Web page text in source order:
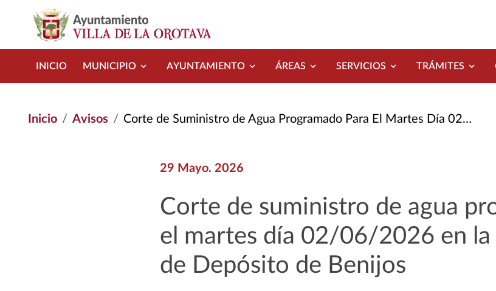
INICIO MUNICIPIO AYUNTAMIENTO ÁREAS SERVICIOS TRÁMITES
Inicio Avisos Corte de Suministro de Agua Programado Para El Martes Día 02/06/2026 En La Red Principal de Depósito de Benijos
29 Mayo. 2026
Corte de suministro de agua
el martes día 02/06/2026 en la
de Depósito de Benijos